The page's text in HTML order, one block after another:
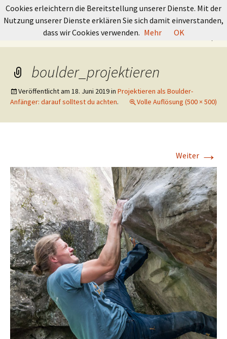
GRUNDKURS BOULDERN
Springe
nach:
boulder_projektieren
Veröffentlicht am 18. Juni 2019in Projektieren als Boulder-
Anfänger: darauf solltest du achten. Volle Auflösung (500 × 500)
Weiter →
Cookies erleichtern die Bereitstellung unserer Dienste. Mit der
Nutzung unserer Dienste erklären Sie sich damit einverstanden,
dass wir Cookies verwenden. Mehr OK